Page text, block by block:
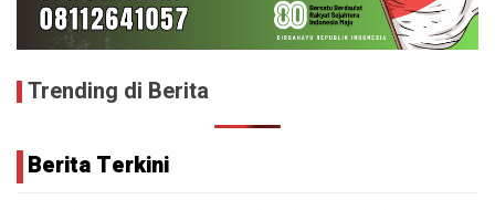
Trending di Berita
Berita Terkini